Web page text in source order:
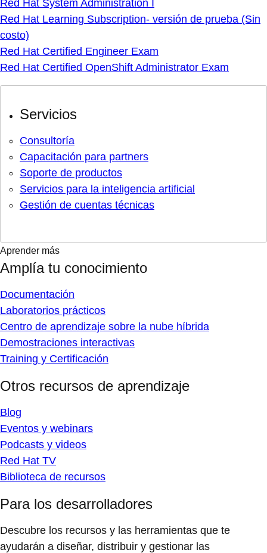
Red Hat System Administration I
Red Hat Learning Subscription- versión de prueba (Sin
costo)
Red Hat Certified Engineer Exam
Red Hat Certified OpenShift Administrator Exam
Servicios
Consultoría
Capacitación para partners
Soporte de productos
Servicios para la inteligencia artificial
Gestión de cuentas técnicas
Aprender más
Amplía tu conocimiento
Documentación
Laboratorios prácticos
Centro de aprendizaje sobre la nube híbrida
Demostraciones interactivas
Training y Certificación
Otros recursos de aprendizaje
Blog
Eventos y webinars
Podcasts y videos
Red Hat TV
Biblioteca de recursos
Para los desarrolladores
Descubre los recursos y las herramientas que te
ayudarán a diseñar, distribuir y gestionar las